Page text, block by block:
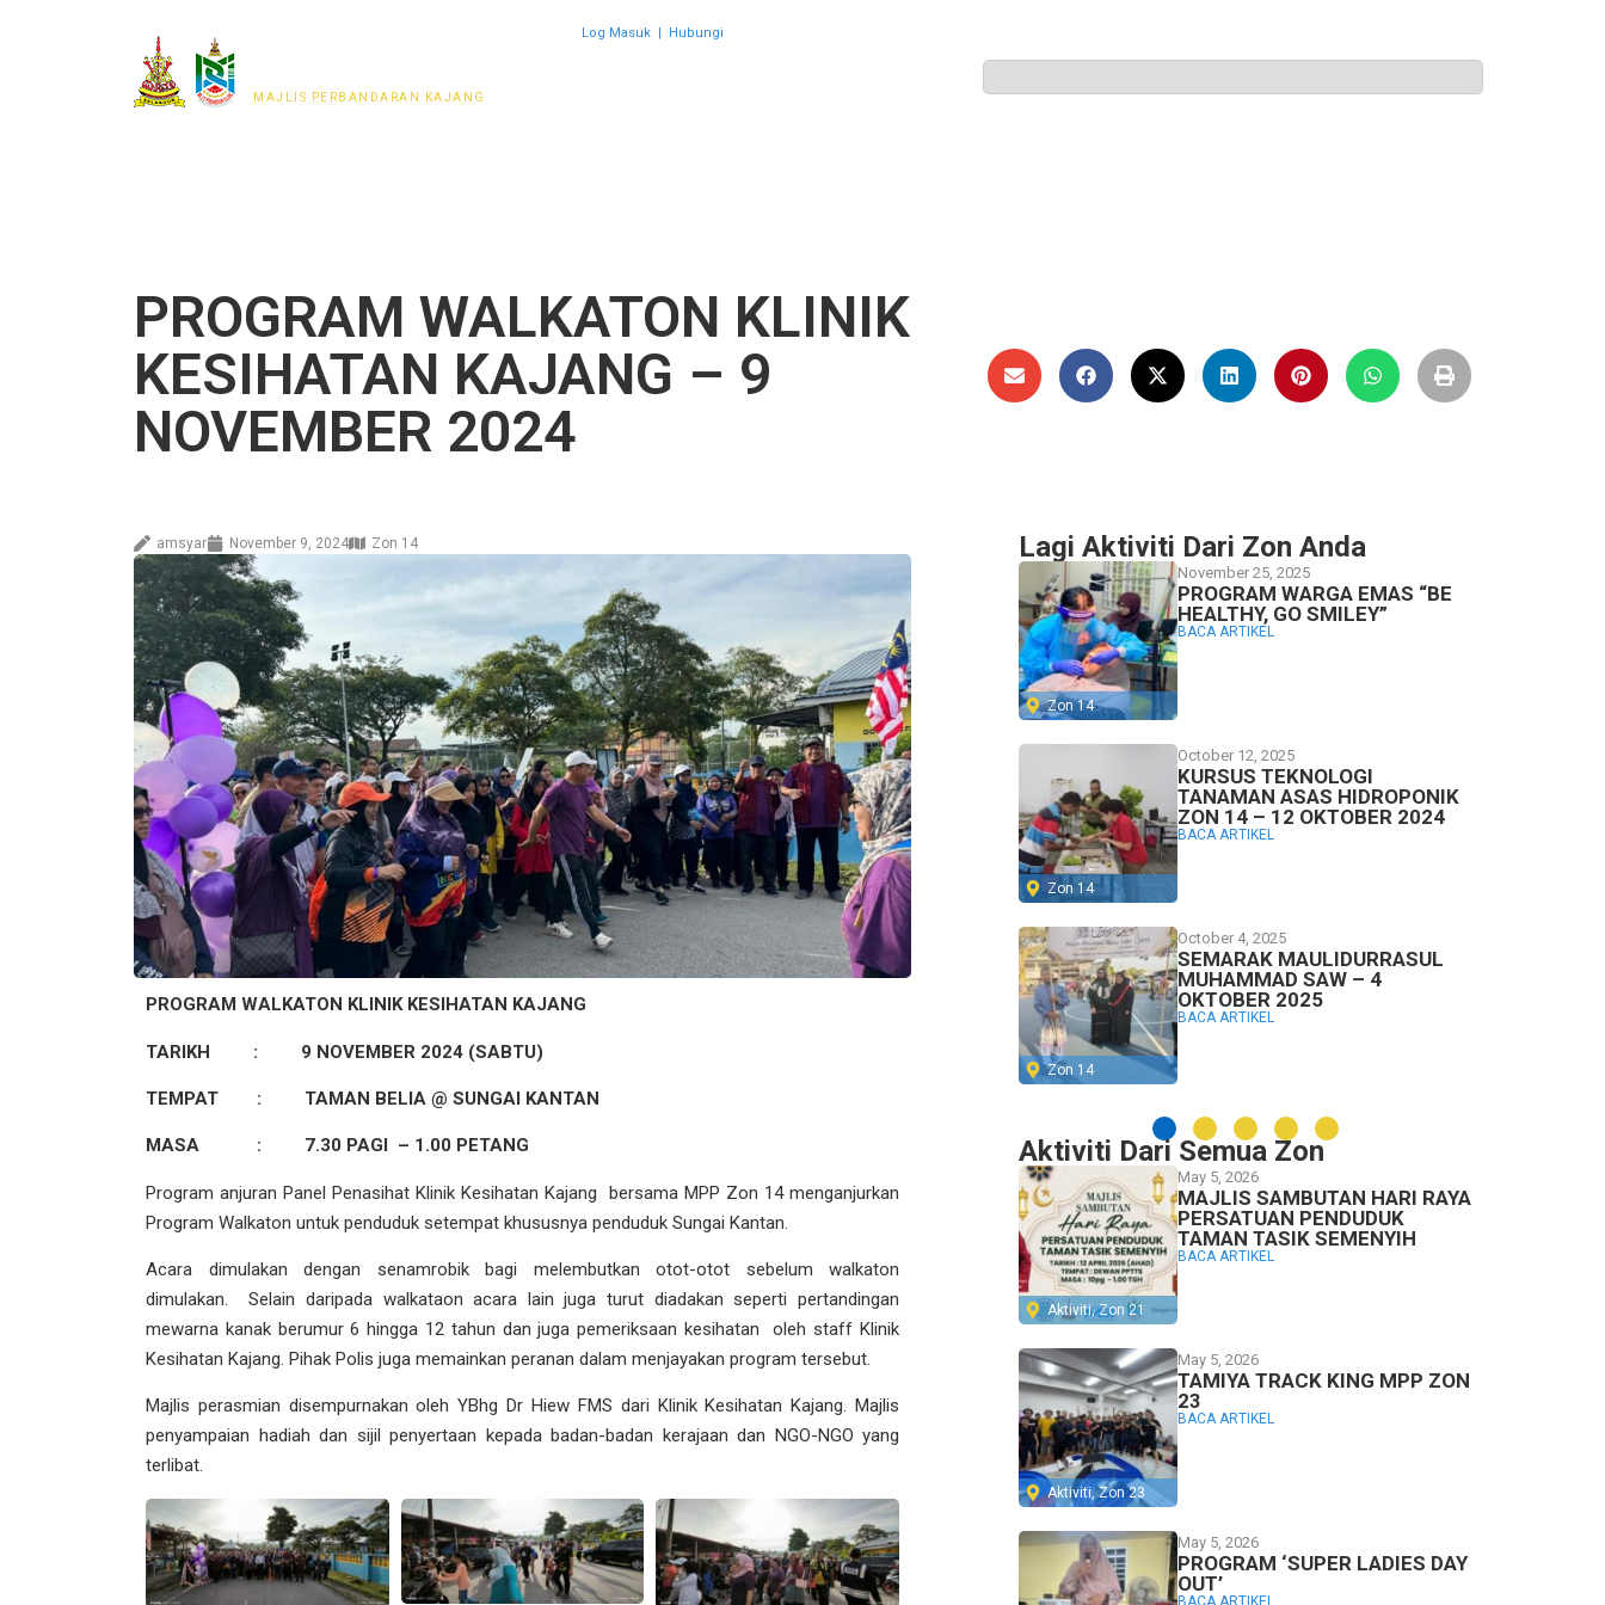
MAJLIS PERBANDARAN KAJANG
Log Masuk| Hubungi
PROGRAM WALKATON KLINIK
KESIHATAN KAJANG – 9
NOVEMBER 2024
amsyar November 9, 2024 Zon 14
PROGRAM WALKATON KLINIK KESIHATAN KAJANG
TARIKH : 9 NOVEMBER 2024 (SABTU)
TEMPAT : TAMAN BELIA @ SUNGAI KANTAN
MASA : 7.30 PAGI – 1.00 PETANG
Program anjuran Panel Penasihat Klinik Kesihatan Kajang bersama MPP Zon 14 menganjurkan
Program Walkaton untuk penduduk setempat khususnya penduduk Sungai Kantan.
Acara dimulakan dengan senamrobik bagi melembutkan otot-otot sebelum walkaton
dimulakan. Selain daripada walkataon acara lain juga turut diadakan seperti pertandingan
mewarna kanak berumur 6 hingga 12 tahun dan juga pemeriksaan kesihatan oleh staff Klinik
Kesihatan Kajang. Pihak Polis juga memainkan peranan dalam menjayakan program tersebut.
Majlis perasmian disempurnakan oleh YBhg Dr Hiew FMS dari Klinik Kesihatan Kajang. Majlis
penyampaian hadiah dan sijil penyertaan kepada badan-badan kerajaan dan NGO-NGO yang
terlibat.
Lagi Aktiviti Dari Zon Anda
Zon 14
November 25, 2025
PROGRAM WARGA EMAS “BE
HEALTHY, GO SMILEY”
BACA ARTIKEL
Zon 14
October 12, 2025
KURSUS TEKNOLOGI
TANAMAN ASAS HIDROPONIK
ZON 14 – 12 OKTOBER 2024
BACA ARTIKEL
Zon 14
October 4, 2025
SEMARAK MAULIDURRASUL
MUHAMMAD SAW – 4
OKTOBER 2025
BACA ARTIKEL
Aktiviti Dari Semua Zon
Aktiviti,Zon 21
May 5, 2026
MAJLIS SAMBUTAN HARI RAYA
PERSATUAN PENDUDUK
TAMAN TASIK SEMENYIH
BACA ARTIKEL
Aktiviti,Zon 23
May 5, 2026
TAMIYA TRACK KING MPP ZON
23
BACA ARTIKEL
May 5, 2026
PROGRAM ‘SUPER LADIES DAY
OUT’
BACA ARTIKEL